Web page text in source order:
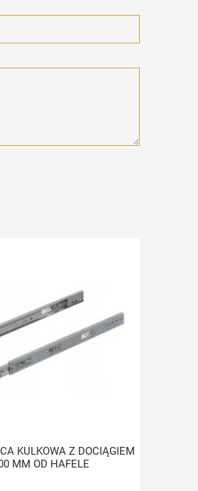
KULKOWA Z DOCIĄGIEM
MM OD HAFELE